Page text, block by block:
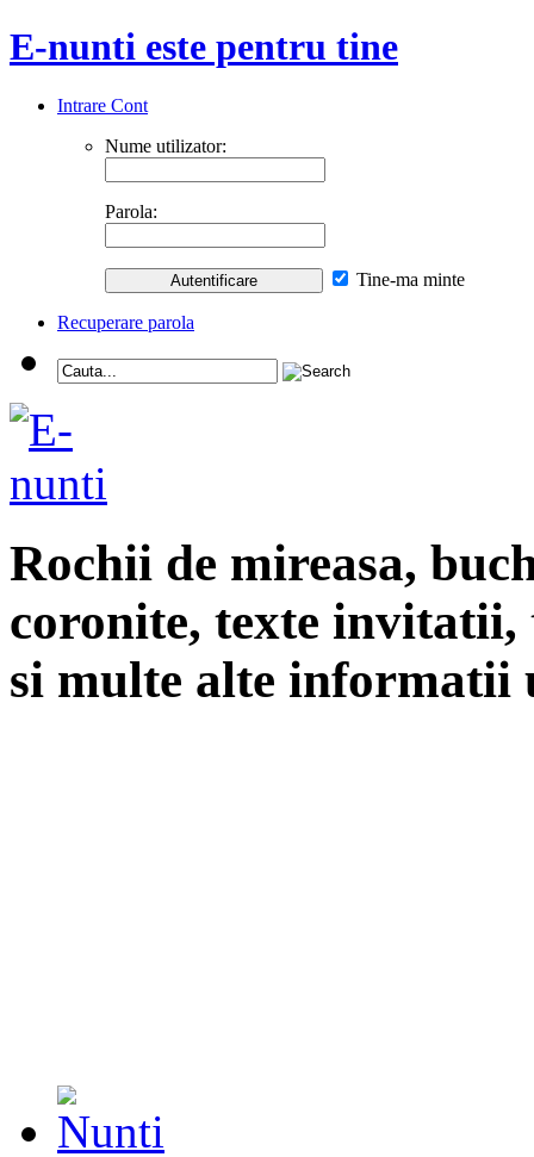
E-nunti este pentru tine
Intrare Cont
Nume utilizator:
Parola:
Tine-ma minte
Recuperare parola
Rochii de mireasa,
coronite, texte
si multe alte informatii